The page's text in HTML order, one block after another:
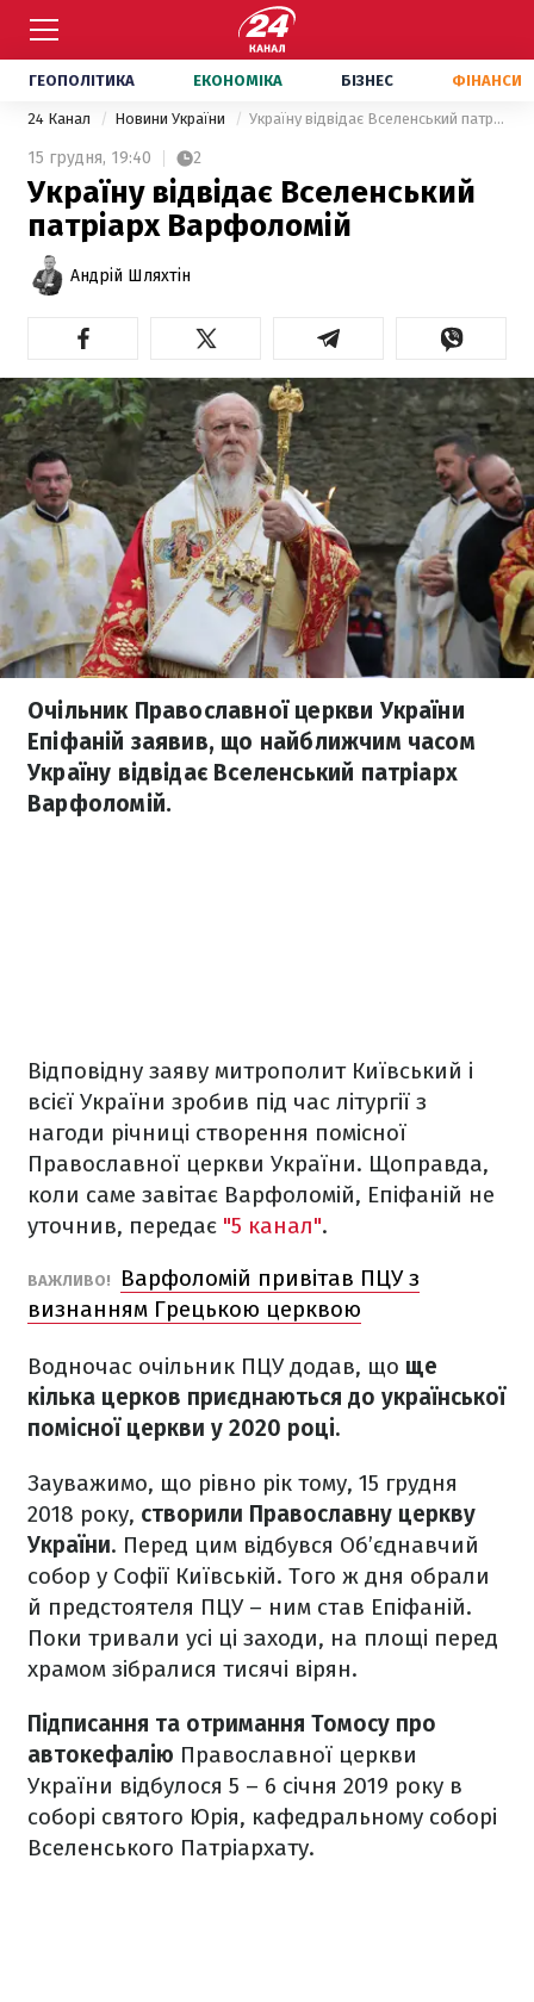
ГЕОПОЛІТИКА ЕКОНОМІКА БІЗНЕС ФІНАНСИ
24 Канал Новини України Україну відвідає Вселенський патріарх Варфоломій
15 грудня, 19:40 2
Україну відвідає Вселенський
патріарх Варфоломій
Андрій Шляхтін
Очільник Православної церкви України
Епіфаній заявив, що найближчим часом
Україну відвідає Вселенський патріарх
Варфоломій.
Відповідну заяву митрополит Київський і
всієї України зробив під час літургії з
нагоди річниці створення помісної
Православної церкви України. Щоправда,
коли саме завітає Варфоломій, Епіфаній не
уточнив, передає "5 канал".
ВАЖЛИВО!
Варфоломій привітав ПЦУ з
визнанням Грецькою церквою
Водночас очільник ПЦУ додав, що ще
кілька церков приєднаються до української
помісної церкви у 2020 році.
Зауважимо, що рівно рік тому, 15 грудня
2018 року, створили Православну церкву
України. Перед цим відбувся Об’єднавчий
собор у Софії Київській. Того ж дня обрали
й предстоятеля ПЦУ – ним став Епіфаній.
Поки тривали усі ці заходи, на площі перед
храмом зібралися тисячі вірян.
Підписання та отримання Томосу про
автокефалію Православної церкви
України відбулося 5 – 6 січня 2019 року в
соборі святого Юрія, кафедральному соборі
Вселенського Патріархату.